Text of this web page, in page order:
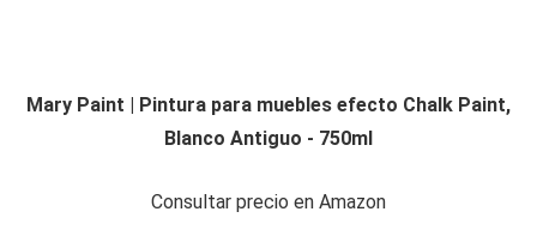
Mary Paint | Pintura para muebles efecto Chalk Paint,
Blanco Antiguo - 750ml
Consultar precio en Amazon